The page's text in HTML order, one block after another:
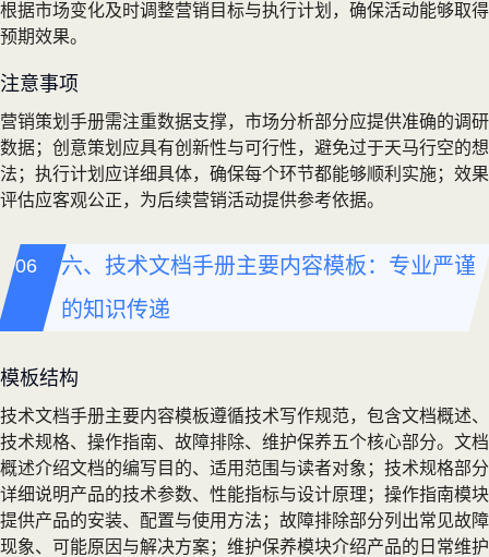
根据市场变化及时调整营销目标与执行计划，确保活动能够取得
预期效果。
注意事项
营销策划手册需注重数据支撑，市场分析部分应提供准确的调研
数据；创意策划应具有创新性与可行性，避免过于天马行空的想
法；执行计划应详细具体，确保每个环节都能够顺利实施；效果
评估应客观公正，为后续营销活动提供参考依据。
六、技术文档手册主要内容模板：专业严谨
的知识传递
模板结构
技术文档手册主要内容模板遵循技术写作规范，包含文档概述、
技术规格、操作指南、故障排除、维护保养五个核心部分。文档
概述介绍文档的编写目的、适用范围与读者对象；技术规格部分
详细说明产品的技术参数、性能指标与设计原理；操作指南模块
提供产品的安装、配置与使用方法；故障排除部分列出常见故障
现象、可能原因与解决方案；维护保养模块介绍产品的日常维护